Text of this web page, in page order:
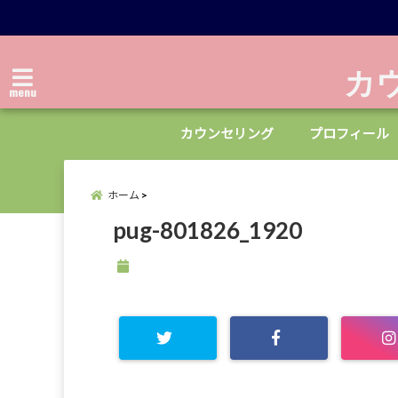
menu カ
カウンセリング プロフィール
ホーム
pug-801826_1920